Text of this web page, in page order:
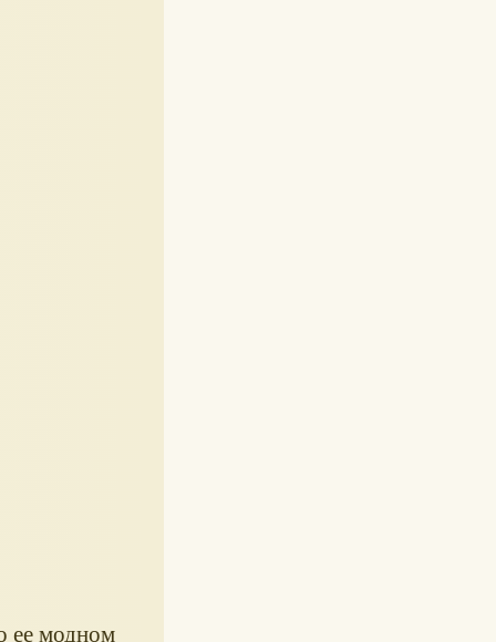
ее модном